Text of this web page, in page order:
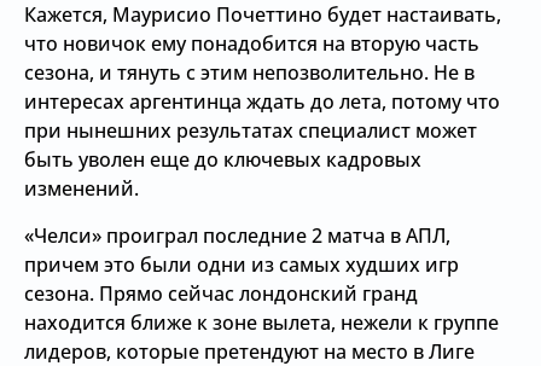
Кажется, Маурисио Почеттино будет настаивать,
что новичок ему понадобится на вторую часть
сезона, и тянуть с этим непозволительно. Не в
интересах аргентинца ждать до лета, потому что
при нынешних результатах специалист может
быть уволен еще до ключевых кадровых
изменений.
«Челси» проиграл последние 2 матча в АПЛ,
причем это были одни из самых худших игр
сезона. Прямо сейчас лондонский гранд
находится ближе к зоне вылета, нежели к группе
лидеров, которые претендуют на место в Лиге